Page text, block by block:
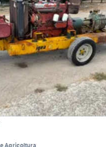
Agricoltura